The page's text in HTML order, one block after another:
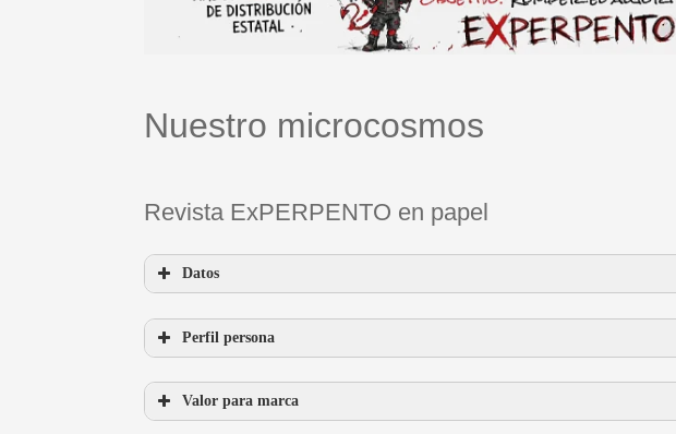
Nuestro microcosmos
Revista ExPERPENTO en papel
Datos
Perfil persona
Valor para marca